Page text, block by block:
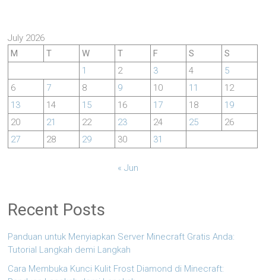
July 2026
M
T W T F S
S
1
2 3 4
5
6
7 8 9 10 11
12
13
14 15 16 17 18
19
20
21 22 23 24 25
26
27
28 29 30 31
« Jun
Recent Posts
Panduan untuk Menyiapkan Server Minecraft Gratis Anda:
Tutorial Langkah demi Langkah
Cara Membuka Kunci Kulit Frost Diamond di Minecraft: